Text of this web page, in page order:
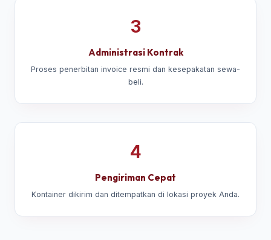
3
Administrasi Kontrak
Proses penerbitan invoice resmi dan kesepakatan sewa-
beli.
4
Pengiriman Cepat
Kontainer dikirim dan ditempatkan di lokasi proyek Anda.